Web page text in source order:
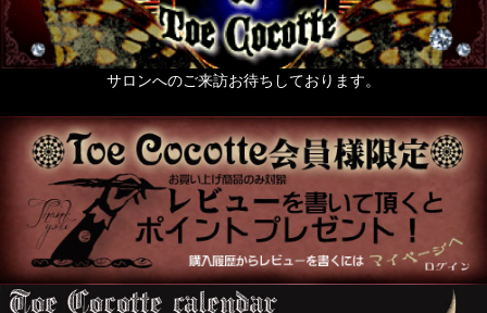
サロンへのご来訪お待ちしております。